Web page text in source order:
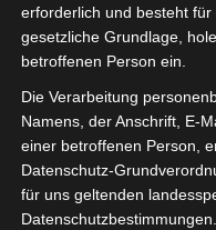
Nemo enim ipsam
aspernatur aut odit aut
magni dolores eos qui
nesciunt. Neque porro
quia dolor sit amet,
Client:
Category:
erforderlich und besteht
gesetzliche Grundlage,
betroffenen Person ein.
Die Verarbeitung
Namens, der Anschrift, E-
einer betroffenen Person,
Datenschutz-
für uns geltenden